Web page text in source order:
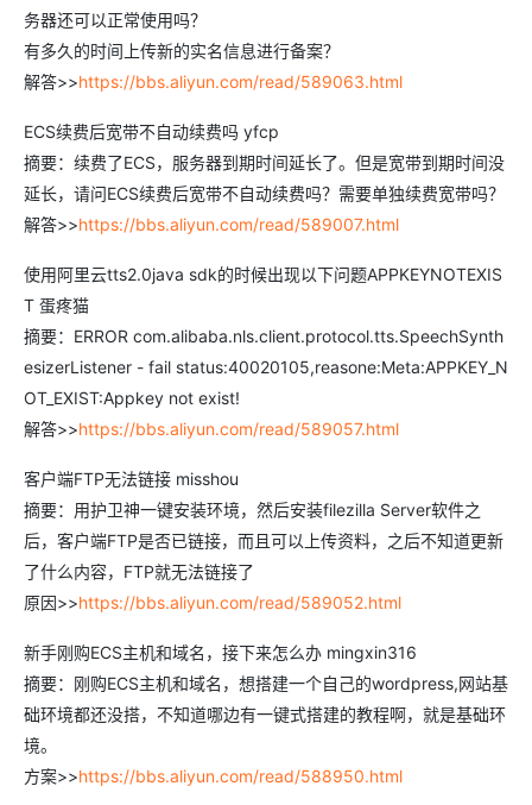
务器还可以正常使用吗？
有多久的时间上传新的实名信息进行备案？
解答>>https://bbs.aliyun.com/read/589063.html
ECS续费后宽带不自动续费吗 yfcp
摘要：续费了ECS，服务器到期时间延长了。但是宽带到期时间没
延长，请问ECS续费后宽带不自动续费吗？需要单独续费宽带吗？
解答>>https://bbs.aliyun.com/read/589007.html
使用阿里云tts2.0java sdk的时候出现以下问题APPKEYNOTEXIS
T 蛋疼猫
摘要：ERROR com.alibaba.nls.client.protocol.tts.SpeechSynth
esizerListener - fail status:40020105,reasone:Meta:APPKEY_N
OT_EXIST:Appkey not exist!
解答>>https://bbs.aliyun.com/read/589057.html
客户端FTP无法链接 misshou
摘要：用护卫神一键安装环境，然后安装filezilla Server软件之
后，客户端FTP是否已链接，而且可以上传资料，之后不知道更新
了什么内容，FTP就无法链接了
原因>>https://bbs.aliyun.com/read/589052.html
新手刚购ECS主机和域名，接下来怎么办 mingxin316
摘要：刚购ECS主机和域名，想搭建一个自己的wordpress,网站基
础环境都还没搭，不知道哪边有一键式搭建的教程啊，就是基础环
境。
方案>>https://bbs.aliyun.com/read/588950.html